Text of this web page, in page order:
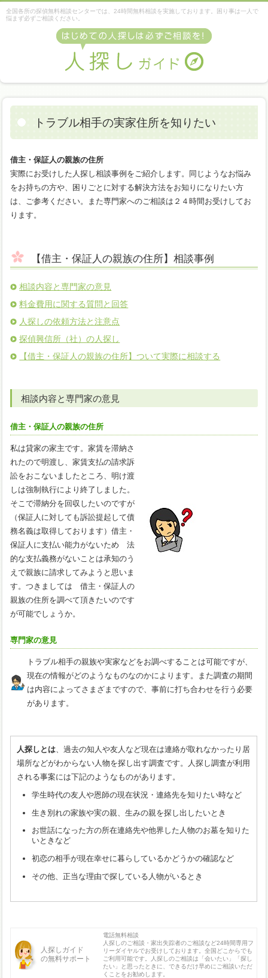
トラブル相手の実家住所を知りたい
借主・保証人の親族の住所
実際にお受けした人探し相談事例をご紹介します。同じようなお悩み
をお持ちの方や、困りごとに対する解決方法をお知りになりたい方
は、ご参考ください。また専門家へのご相談は２４時間お受けしてお
ります。
【借主・保証人の親族の住所】相談事例
相談内容と専門家の意見
料金費用に関する質問と回答
人探しの依頼方法と注意点
探偵興信所（社）の人探し
【借主・保証人の親族の住所】ついて実際に相談する
相談内容と専門家の意見
借主・保証人の親族の住所
私は貸家の家主です。家賃を滞納さ
れたので明渡し、家賃支払の請求訴
訟をおこないましたところ、明け渡
しは強制執行により終了しました。
そこで滞納分を回収したいのですが
（保証人に対しても訴訟提起して債
務名義は取得しております）借主・
保証人に支払い能力がないため 法
的な支払義務がないことは承知のう
えで親族に請求してみようと思いま
す。つきましては 借主・保証人の
親族の住所を調べて頂きたいのです
が可能でしょうか。
専門家の意見
トラブル相手の親族や実家などをお調べすることは可能ですが、
現在の情報がどのようなものなのかによります。また調査の期間
は内容によってさまざまですので、事前に打ち合わせを行う必要
があります。
人探しとは 、過去の知人や友人など現在は連絡が取れなかったり居
場所などがわからない人物を探し出す調査です。人探し調査が利用
される事案には下記のようなものがあります。
学生時代の友人や恩師の現在状況・連絡先を知りたい時など
生き別れの家族や実の親、生みの親を探し出したいとき
お世話になった方の所在連絡先や他界した人物のお墓を知りた
いときなど
初恋の相手が現在幸せに暮らしているかどうかの確認など
その他、正当な理由で探している人物がいるとき
人探しガイド
の無料サポート
電話無料相談
人探しのご相談・家出失踪者のご相談など24時間専用フ
リーダイヤルでお受けしております。全国どこからでも
ご利用可能です。人探しのご相談は「会いたい」「探し
たい」と思ったときに、できるだけ早めにご相談いただ
くことをお勧めします。
全国各所の探偵無料相談センターでは、24時間無料相談を実施しております。困り事は一人で
悩まず必ずご相談ください。